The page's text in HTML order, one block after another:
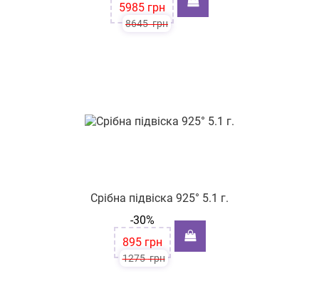
8645грн
5985 грн
Срібна підвіска 925° 5.1 г.
1275грн
-30%
895грн